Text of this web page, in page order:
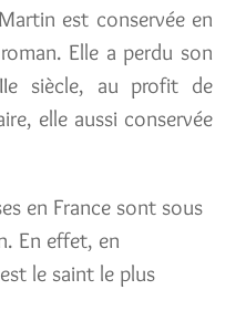
est conservée en
Elle a perdu son
siècle, au profit de
elle aussi conservée
en France sont sous
En effet, en
le saint le plus